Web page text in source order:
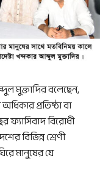
মুক্তাদির বলেছেন,
প্রতিষ্ঠা বা
ফ্যাসিবাদ বিরোধী
বিভিন্ন শ্রেণী
মানুষের যে